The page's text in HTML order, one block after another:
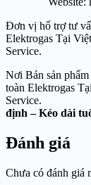
Đơn vị hổ trợ tư
Elektrogas Tại
Service.
Nơi Bán sản
toàn Elektrogas
định – Kéo dài
Đánh giá
Chưa có đánh giá